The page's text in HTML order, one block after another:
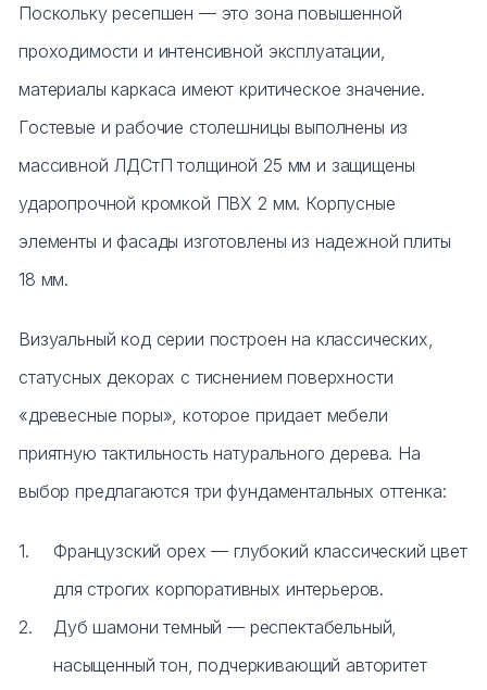
Поскольку ресепшен — это зона повышенной
проходимости и интенсивной эксплуатации,
материалы каркаса имеют критическое значение.
Гостевые и рабочие столешницы выполнены из
массивной ЛДСтП толщиной 25 мм и защищены
ударопрочной кромкой ПВХ 2 мм. Корпусные
элементы и фасады изготовлены из надежной плиты
18 мм.
Визуальный код серии построен на классических,
статусных декорах с тиснением поверхности
«древесные поры», которое придает мебели
приятную тактильность натурального дерева. На
выбор предлагаются три фундаментальных оттенка:
Французский орех — глубокий классический цвет
для строгих корпоративных интерьеров.
Дуб шамони темный — респектабельный,
насыщенный тон, подчеркивающий авторитет